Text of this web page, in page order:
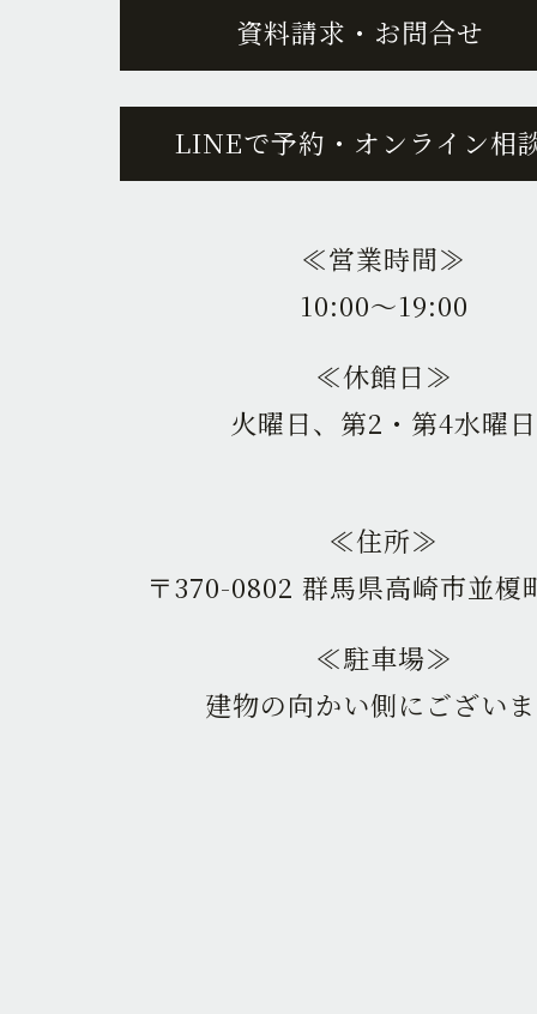
資料請求・お問合せ
LINEで予約・オンライン相
≪営業時間≫
10:00〜19:00
≪休館日≫
火曜日、第2・第4水曜日
≪住所≫
〒370-0802 群馬県高崎市並榎
≪駐車場≫
建物の向かい側にござい